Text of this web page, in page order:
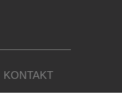
KONTAKT